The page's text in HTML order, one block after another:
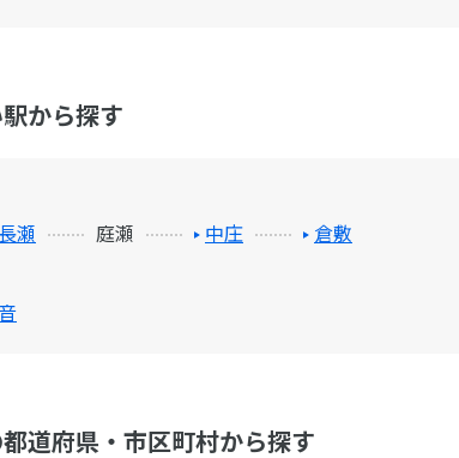
から探す
瀬 庭瀬 中庄
倉敷
道府県・市区町村から探す